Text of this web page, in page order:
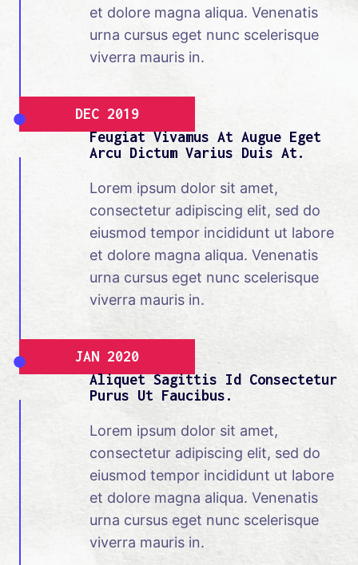
et dolore magna aliqua. Venenatis
urna cursus eget nunc scelerisque
viverra mauris in.
DEC 2019
Feugiat Vivamus At Augue Eget
Arcu Dictum Varius Duis At.
Lorem ipsum dolor sit amet,
consectetur adipiscing elit, sed do
eiusmod tempor incididunt ut labore
et dolore magna aliqua. Venenatis
urna cursus eget nunc scelerisque
viverra mauris in.
JAN 2020
Aliquet Sagittis Id Consectetur
Purus Ut Faucibus.
Lorem ipsum dolor sit amet,
consectetur adipiscing elit, sed do
eiusmod tempor incididunt ut labore
et dolore magna aliqua. Venenatis
urna cursus eget nunc scelerisque
viverra mauris in.